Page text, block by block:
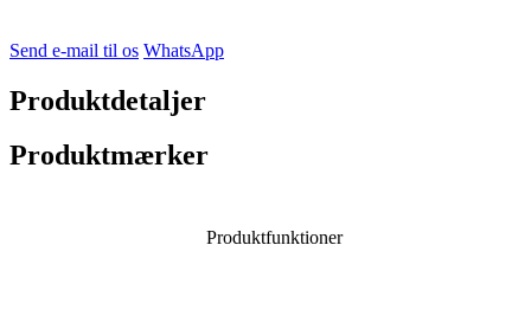
Send e-mail til os WhatsApp
Produktdetaljer
Produktmærker
Produktfunktioner